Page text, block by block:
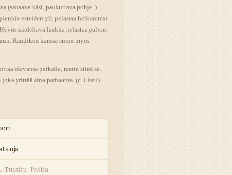
(sahaava käsi, paukuttava pohje..).
esteiden yli, pelastaa heikommat
säädeltävä laukka pelastaa paljon.
Raudikon kanssa sujuu myös
olevansa paikalla, mutta siinä se.
yrittää aina parhaansa. (c. Lissu)
Tuisku-Poika